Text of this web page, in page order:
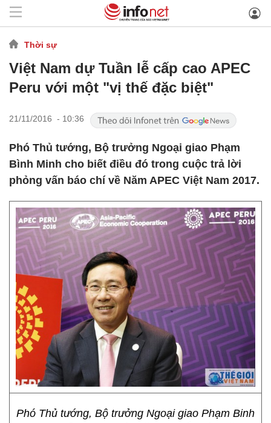
Thời sự
Việt Nam dự Tuần lễ cấp cao APEC
Peru với một "vị thế đặc biệt"
21/11/2016 - 10:36
Phó Thủ tướng, Bộ trưởng Ngoại giao Phạm
Bình Minh cho biết điều đó trong cuộc trả lời
phỏng vấn báo chí về Năm APEC Việt Nam 2017.
Phó Thủ tướng, Bộ trưởng Ngoại giao Phạm Binh